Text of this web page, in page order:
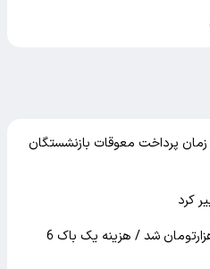
پرداخت معوقات بازنشستگان
کرد
نرخ بنزین در تهران لیتری 130 هزارتومان شد / هزینه یک باک 6